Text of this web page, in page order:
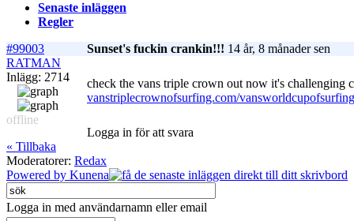
Senaste inläggen
Regler
#99003
Sunset's fuckin crankin!!! 14 år, 8 månader sen
RATMAN
Inlägg: 2714
offline
check the vans triple crown out now it's challenging
vanstriplecrownofsurfing.com/
Logga in för att svara
« Tillbaka
Moderatorer: Redax
Powered by Kunena
Logga in med användarnamn eller email